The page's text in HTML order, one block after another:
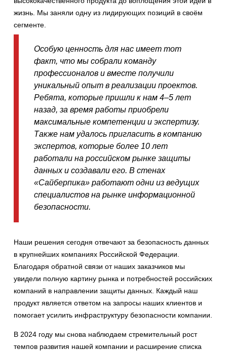
жизнь. Мы заняли одну из лидирующих позиций в своём
сегменте.
Особую ценность для нас имеет тот
факт, что мы собрали команду
профессионалов и вместе получили
уникальный опыт в реализации проектов.
Ребята, которые пришли к нам 4–5 лет
назад, за время работы приобрели
максимальные компетенции и экспертизу.
Также нам удалось пригласить в компанию
экспертов, которые более 10 лет
работали на российском рынке защиты
данных и создавали его. В стенах
«Сайберпика» работают одни из ведущих
специалистов на рынке информационной
безопасности.
Наши решения сегодня отвечают за безопасность данных
в крупнейших компаниях Российской Федерации.
Благодаря обратной связи от наших заказчиков мы
увидели полную картину рынка и потребностей российских
компаний в направлении защиты данных. Каждый наш
продукт является ответом на запросы наших клиентов и
помогает усилить инфраструктуру безопасности компании.
В 2024 году мы снова наблюдаем стремительный рост
темпов развития нашей компании и расширение списка